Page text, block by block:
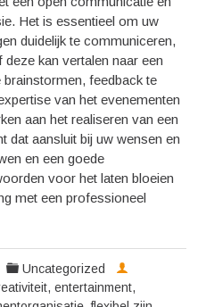
Het is essentieel om uw
duidelijk te communiceren,
kan vertalen naar een
feedback te
van het evenementen
aan het realiseren van een
dat aansluit bij uw wensen en
en een goede
voor het laten bloeien
met een professioneel
Uncategorized
,entertainment,